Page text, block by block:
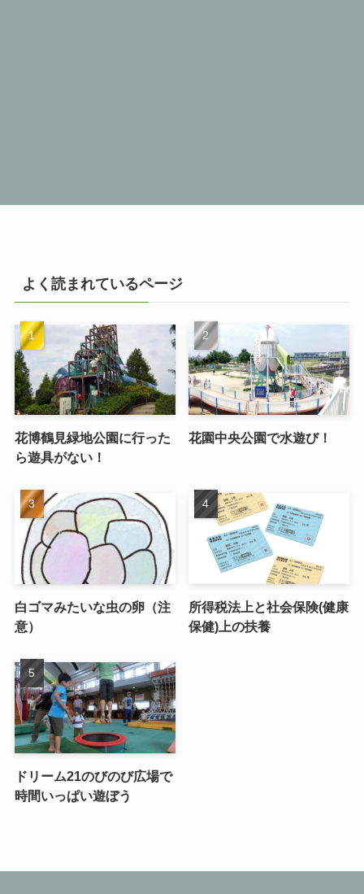
よく読まれているページ
花博鶴見緑地公園に行った
ら遊具がない！
花園中央公園で水遊び！
白ゴマみたいな虫の卵（注
意）
所得税法上と社会保険(健康
保健)上の扶養
ドリーム21のびのび広場で
時間いっぱい遊ぼう